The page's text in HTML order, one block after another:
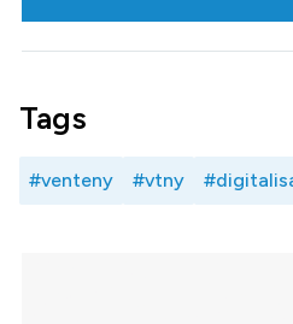
Tags
#venteny #vtny